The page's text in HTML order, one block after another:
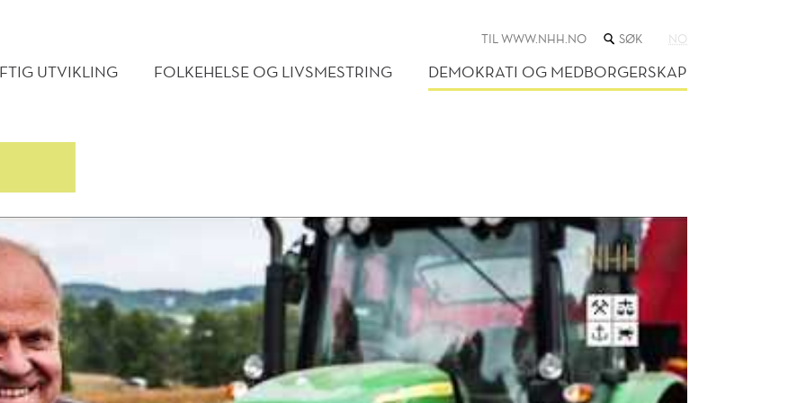
TIL WWW.NHH.NO SØK
NETTSTEDET
NO
UTVIKLING FOLKEHELSE OG LIVSMESTRING DEMOKRATI OG MEDBORGERSKAP